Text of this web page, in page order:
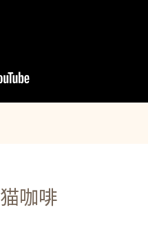
咖啡